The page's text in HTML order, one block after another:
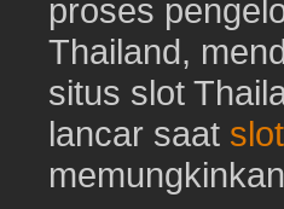
proses
Thailand,
situs slot
lancar saat